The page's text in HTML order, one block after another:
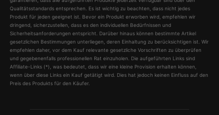
Qualitätsstandards entsprechen. Es ist wichtig zu beachten, dass nicht jedes
Produkt für jeden geeignet ist. Bevor ein Produkt erworben wird, empfehlen wir
dringend, sicherzustellen, dass es den individuellen Bedürfnissen und
Sicherheitsanforderungen entspricht. Darüber hinaus können bestimmte Artikel
gesetzlichen Bestimmungen unterliegen, deren Einhaltung zu berücksichtigen ist. Wir
empfehlen daher, vor dem Kauf relevante gesetzliche Vorschriften zu überprüfen
und gegebenenfalls professionellen Rat einzuholen. Die aufgeführten Links sind
Affiliate-Links (*), was bedeutet, dass wir eine kleine Provision erhalten können,
wenn über diese Links ein Kauf getätigt wird. Dies hat jedoch keinen Einfluss auf den
Preis des Produkts für den Käufer.